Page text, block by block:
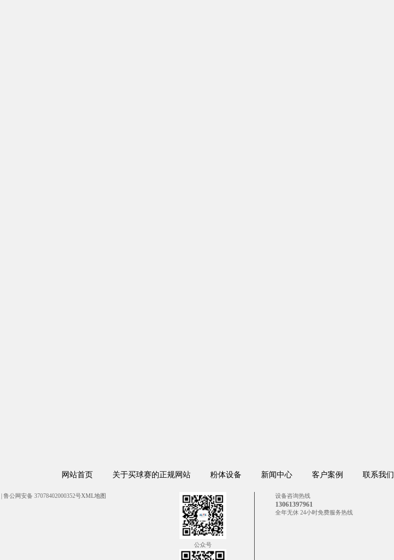
网站首页 关于买球赛的正规网站 粉体设备 新闻中心 客户案例 联系我们
设备咨询热线
13061397961
全年无休 24小时免费服务热线
公众号
| 鲁公网安备 37078402000352号XML地图